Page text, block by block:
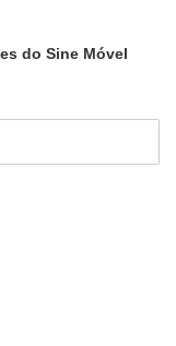
do Sine Móvel